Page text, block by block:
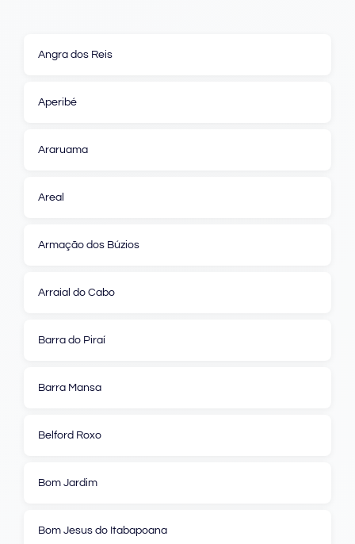
Angra dos Reis
Aperibé
Araruama
Areal
Armação dos Búzios
Arraial do Cabo
Barra do Piraí
Barra Mansa
Belford Roxo
Bom Jardim
Bom Jesus do Itabapoana